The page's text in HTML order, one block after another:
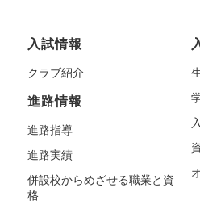
入試情報
クラブ紹介
進路情報
進路指導
進路実績
併設校からめざせる職業と資
格